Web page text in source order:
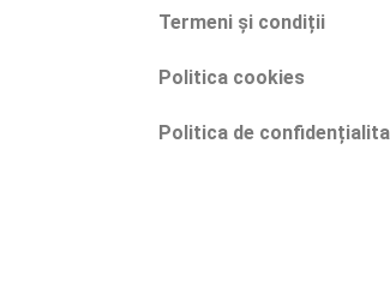
Termeni și condiții
Politica cookies
Politica de